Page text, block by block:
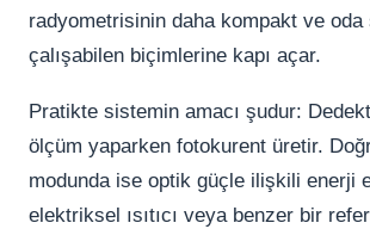
radyometrisinin daha kompakt ve oda
çalışabilen biçimlerine kapı açar.
Pratikte sistemin amacı şudur:
ölçüm yaparken fotokurent üretir.
modunda ise optik güçle ilişkili enerji
elektriksel ısıtıcı veya benzer bir